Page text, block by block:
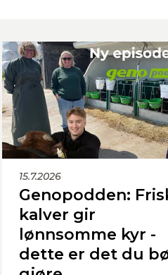
15.7.2026
Genopodden:
kalver gir
lønnsomme kyr -
dette er det du